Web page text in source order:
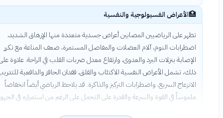
الأعراض الفسيولوجية والنفسية
تظهر على الرياضيين المصابين أعراض جسدية متعددة منها الإرهاق الشديد،
اضطرابات النوم، آلام العضلات والمفاصل المستمرة، ضعف المناعة مع تكرر
الإصابة بنزلات البرد والعدوى، وارتفاع معدل ضربات القلب في الراحة. علاوة على
ذلك، تشمل الأعراض النفسية الاكتئاب والقلق، فقدان الحافز والدافعية للتدريب،
الانزعاج السريع، واضطرابات التركيز والذاكرة. قد يلاحظ الرياضي أيضاً انخفاضاً
ملموساً في القوة والسرعة والقدرة على التحمل على الرغم من استمراره في الجهود.